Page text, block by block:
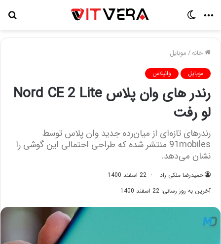
منو
خانه/موبایل
موبایل وانپلاس
رندر های وان پلاس Nord CE 2 Lite
لو رفت
رندرهای تازه‌ای از میان‌رده جدید وان پلاس توسط
91mobiles منتشر شده که طراحی احتمالی این گوشی را
نشان می‌دهد.
حمیدرضا ملکی راد
22 اسفند 1400
آخرین به روز رسانی: 22 اسفند 1400